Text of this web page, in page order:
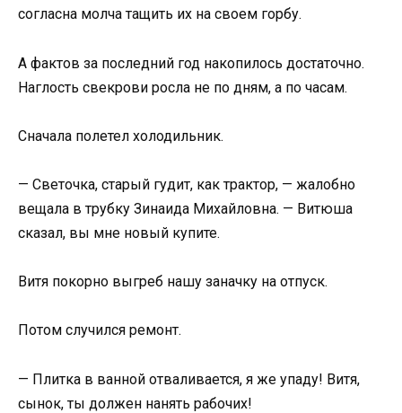
согласна молча тащить их на своем горбу.
А фактов за последний год накопилось достаточно.
Наглость свекрови росла не по дням, а по часам.
Сначала полетел холодильник.
— Светочка, старый гудит, как трактор, — жалобно
вещала в трубку Зинаида Михайловна. — Витюша
сказал, вы мне новый купите.
Витя покорно выгреб нашу заначку на отпуск.
Потом случился ремонт.
— Плитка в ванной отваливается, я же упаду! Витя,
сынок, ты должен нанять рабочих!